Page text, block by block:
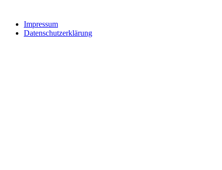
Impressum
Datenschutzerklärung